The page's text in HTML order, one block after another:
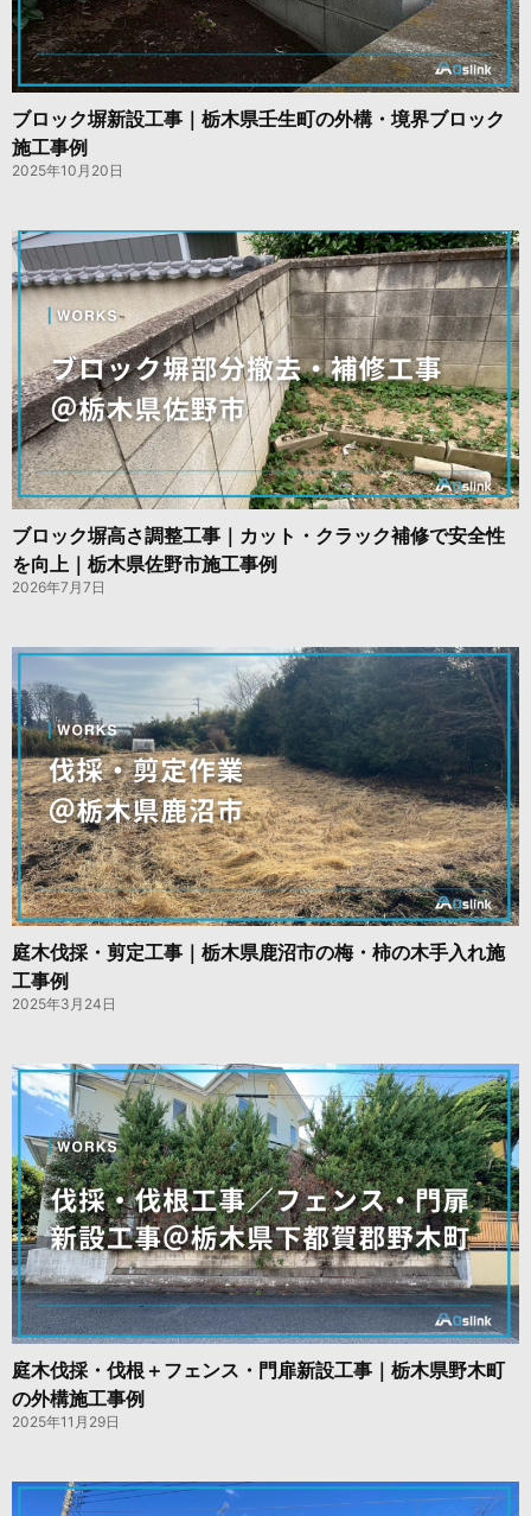
ブロック塀新設工事｜栃木県壬生町の外構・境界ブロック
施工事例
2025年10月20日
ブロック塀高さ調整工事｜カット・クラック補修で安全性
を向上｜栃木県佐野市施工事例
2026年7月7日
庭木伐採・剪定工事｜栃木県鹿沼市の梅・柿の木手入れ施
工事例
2025年3月24日
庭木伐採・伐根＋フェンス・門扉新設工事｜栃木県野木町
の外構施工事例
2025年11月29日